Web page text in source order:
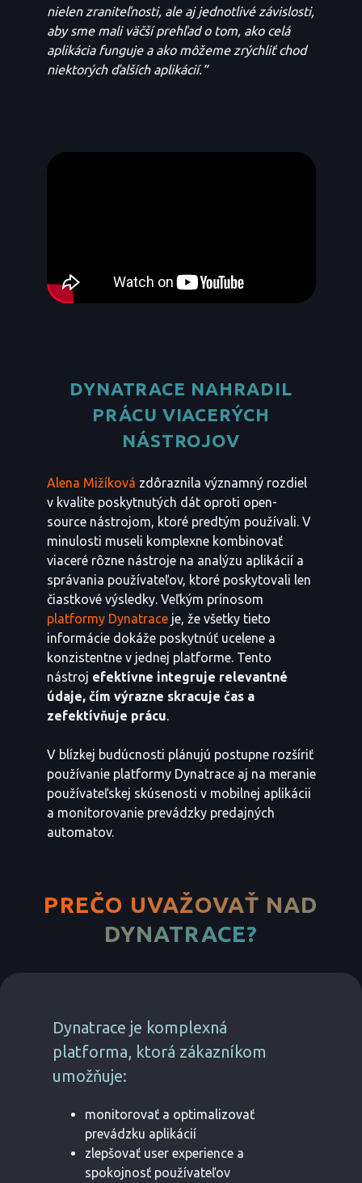
nielen zraniteľnosti, ale aj jednotlivé závislosti,
aby sme mali väčší prehľad o tom, ako celá
aplikácia funguje a ako môžeme zrýchliť chod
niektorých ďalších aplikácií.“
DYNATRACE NAHRADIL
PRÁCU VIACERÝCH
NÁSTROJOV
Alena Mižíková zdôraznila významný rozdiel
v kvalite poskytnutých dát oproti open-
source nástrojom, ktoré predtým používali. V
minulosti museli komplexne kombinovať
viaceré rôzne nástroje na analýzu aplikácií a
správania používateľov, ktoré poskytovali len
čiastkové výsledky. Veľkým prínosom
platformy Dynatraceje, že všetky tieto
informácie dokáže poskytnúť ucelene a
konzistentne v jednej platforme. Tento
nástroj efektívne integruje relevantné
údaje, čím výrazne skracuje čas a
zefektívňuje prácu.
V blízkej budúcnosti plánujú postupne rozšíriť
používanie platformy Dynatrace aj na meranie
používateľskej skúsenosti v mobilnej aplikácii
a monitorovanie prevádzky predajných
automatov.
PREČO UVAŽOVAŤ NAD
DYNATRACE?
Dynatrace je komplexná
platforma, ktorá zákazníkom
umožňuje:
monitorovať a optimalizovať
prevádzku aplikácií
zlepšovať user experience a
spokojnosť používateľov